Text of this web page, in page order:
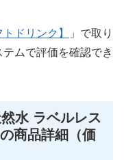
ドリンク】
」で取り
ムで評価を確認でき
水 ラベルレス
商品詳細（価